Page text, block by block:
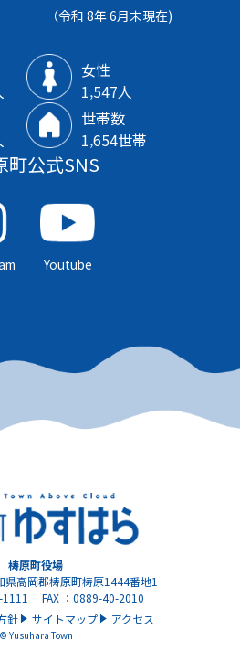
（令和 8年 6月末現在)
女性
1‚547人
世帯数
1‚654世帯
町公式SNS
Youtube
梼原町役場
高岡郡梼原町梼原1444番地1
1111 FAX ：0889-40-2010
針
サイトマップ アクセス
© Yusuhara Town